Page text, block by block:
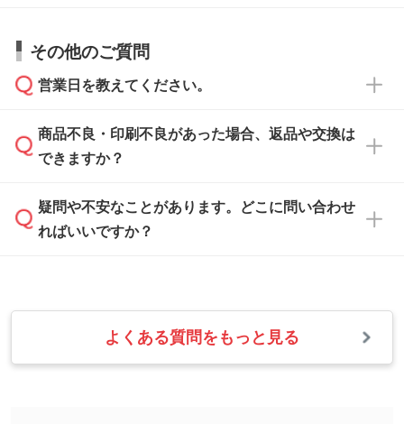
い合わせください。
なお、印刷用データの作り方に関する詳細は、
から添付してお送りください。
・解像度の低いデータをトレース/調整してほ
しい
解像度の低い画像や、手書きのイラスト、写真
などを、印刷に適したベクターデータに変換し
・フルカラーデータを1色に変換してほしい
・1色印刷でグラデーションや濃淡を表現した
い
お見積・ご注文・
相談いただきますと、担当スタッフがお客様の
ご希望や商品の本体色を確認し、印刷色をご提
本体色がブラック、ネイビーなど濃色の場合は
白色か淡い色の印刷色をおすすめしておりま
す。
本体色がナチュラルなど淡色の場合、印刷をく
っきりと目立たせたいときは濃い印刷色が、柔
らかい雰囲気にしたいときは淡い印刷色が映え
また、お選びいただいた印刷色が本体色に合わ
ない場合や仕上がりに影響しそうな場合は、ス
タッフから別の色をご案内することもございま
その他のご質問
営業日を教えてください。
営業日は平日の10:00～18:00で、土日祝日はお
休みとなります。注文・見積・お問い合わせ
速やかに対応いたします。
商品不良・印刷不良があった場合、返品や交換は
できますか？
お手数をお掛けいたしますが、至急担当スタッ
フまでご連絡ください。商品の状況を確認し、
・お届け時に商品が損傷・故障している場合
・ご注文と異なる商品が届いた場合
・印刷不良があった場合
疑問や不安なことがあります。どこに問い合わせ
ればいいですか？
業日以内に担当スタッフよりメールにてご連絡
いたします。
お急ぎの場合はお電話でのご質問も受け付けて
よくある質問をもっと見る